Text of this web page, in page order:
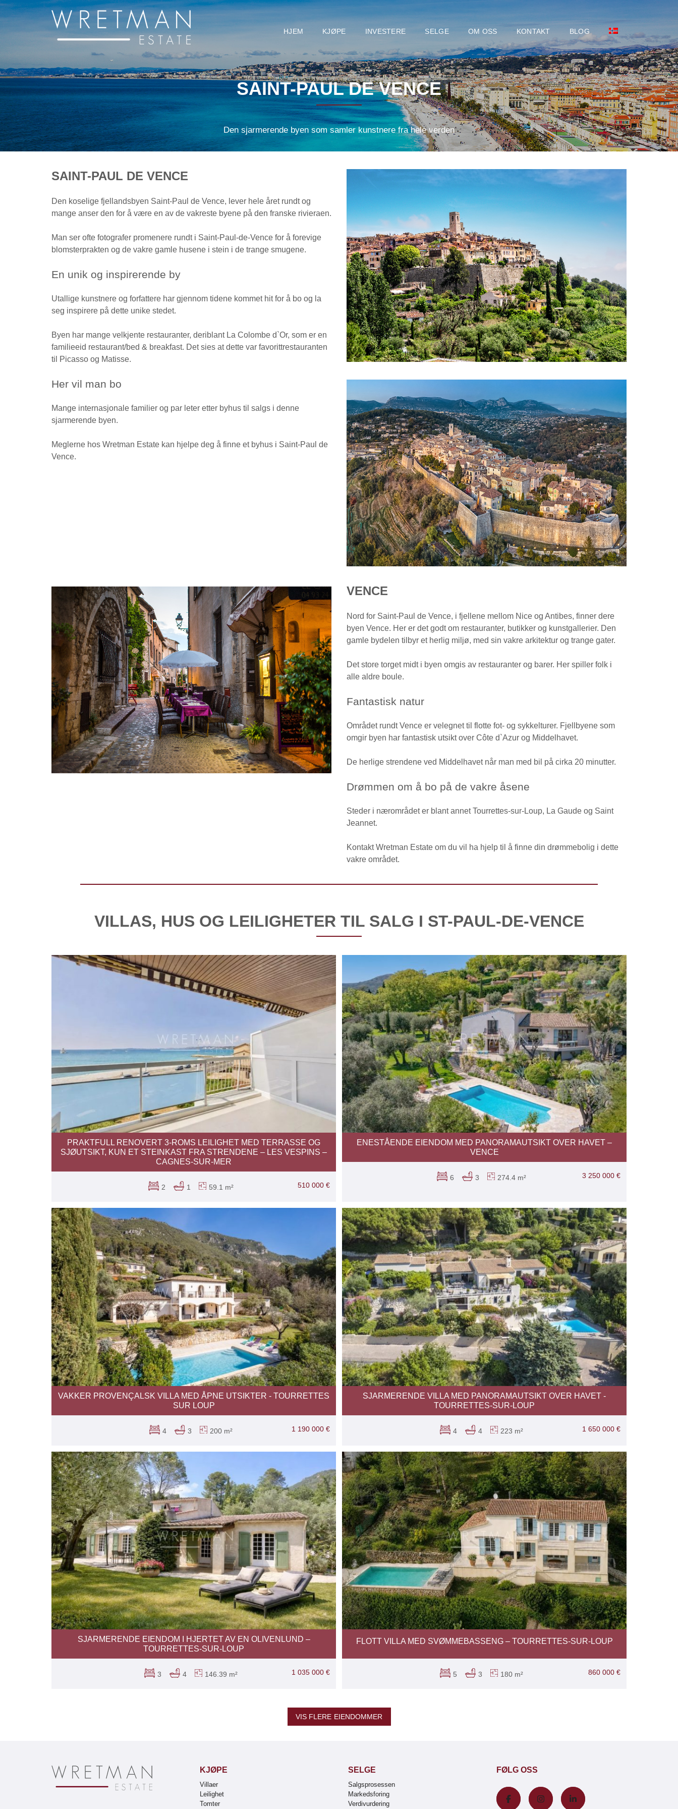
HJEM KJØPE INVESTERE SELGE OM OSS KONTAKT BLOG
SAINT-PAUL DE VENCE
Den sjarmerende byen som samler kunstnere fra hele verden
SAINT-PAUL DE VENCE
Den koselige fjellandsbyen Saint-Paul de Vence, lever hele året rundt og
mange anser den for å være en av de vakreste byene på den franske rivieraen.
Man ser ofte fotografer promenere rundt i Saint-Paul-de-Vence for å forevige
blomsterprakten og de vakre gamle husene i stein i de trange smugene.
En unik og inspirerende by
Utallige kunstnere og forfattere har gjennom tidene kommet hit for å bo og la
seg inspirere på dette unike stedet.
Byen har mange velkjente restauranter, deriblant La Colombe d`Or, som er en
familieeid restaurant/bed & breakfast. Det sies at dette var favorittrestauranten
til Picasso og Matisse.
Her vil man bo
Mange internasjonale familier og par leter etter byhus til salgs i denne
sjarmerende byen.
Meglerne hos Wretman Estate kan hjelpe deg å finne et byhus i Saint-Paul de
Vence.
VENCE
Nord for Saint-Paul de Vence, i fjellene mellom Nice og Antibes, finner dere
byen Vence. Her er det godt om restauranter, butikker og kunstgallerier. Den
gamle bydelen tilbyr et herlig miljø, med sin vakre arkitektur og trange gater.
Det store torget midt i byen omgis av restauranter og barer. Her spiller folk i
alle aldre boule.
Fantastisk natur
Området rundt Vence er velegnet til flotte fot- og sykkelturer. Fjellbyene som
omgir byen har fantastisk utsikt over Côte d`Azur og Middelhavet.
De herlige strendene ved Middelhavet når man med bil på cirka 20 minutter.
Drømmen om å bo på de vakre åsene
Steder i nærområdet er blant annet Tourrettes-sur-Loup, La Gaude og Saint
Jeannet.
Kontakt Wretman Estate om du vil ha hjelp til å finne din drømmebolig i dette
vakre området.
VILLAS, HUS OG LEILIGHETER TIL SALG I ST-PAUL-DE-VENCE
PRAKTFULL RENOVERT 3-ROMS LEILIGHET MED TERRASSE OG
SJØUTSIKT, KUN ET STEINKAST FRA STRENDENE – LES VESPINS –
CAGNES-SUR-MER
510 000 €
2 1 59.1 m²
ENESTÅENDE EIENDOM MED PANORAMAUTSIKT OVER HAVET –
VENCE
3 250 000 €
6 3 274.4 m²
VAKKER PROVENÇALSK VILLA MED ÅPNE UTSIKTER - TOURRETTES
SUR LOUP
1 190 000 €
4 3 200 m²
SJARMERENDE VILLA MED PANORAMAUTSIKT OVER HAVET -
TOURRETTES-SUR-LOUP
1 650 000 €
4 4 223 m²
SJARMERENDE EIENDOM I HJERTET AV EN OLIVENLUND –
TOURRETTES-SUR-LOUP
1 035 000 €
3 4 146.39 m²
FLOTT VILLA MED SVØMMEBASSENG – TOURRETTES-SUR-LOUP
860 000 €
5 3 180 m²
VIS FLERE EIENDOMMER
KJØPE
Villaer
Leilighet
Tomter
SELGE
Salgsprosessen
Markedsforing
Verdivurdering
FØLG OSS
Cookies management panel